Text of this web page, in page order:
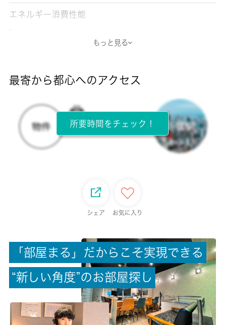
エネルギー消費性能
-
所在階
1階 / 5階建
償却/敷引
-/-
権利金/雑費
-/-
もっと見る
最寄から都心へのアクセス
所要時間をチェック！
シェア お気に入り
「 部屋 ま る 」 だ か ら こ そ実現で き る
“新 し い角 度”のお部屋探 し